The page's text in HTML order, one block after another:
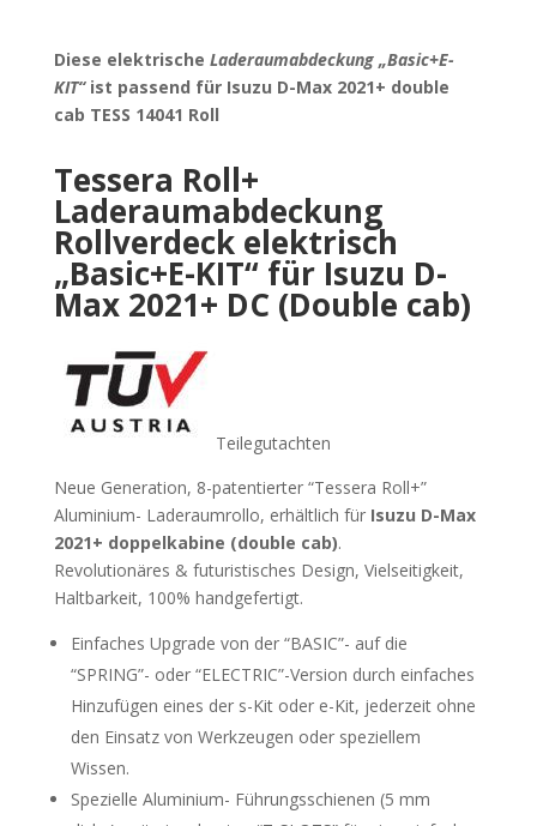
Diese elektrische Laderaumabdeckung „Basic+E-
KIT“ ist passend für Isuzu D-Max 2021+ double
cab TESS 14041 Roll
Tessera Roll+
Laderaumabdeckung
Rollverdeck elektrisch
„Basic+E-KIT“ für Isuzu D-
Max 2021+ DC (Double cab)
Teilegutachten
Neue Generation, 8-patentierter “Tessera Roll+”
Aluminium- Laderaumrollo, erhältlich für Isuzu D-Max
2021+ doppelkabine (double cab).
Revolutionäres & futuristisches Design, Vielseitigkeit,
Haltbarkeit, 100% handgefertigt.
Einfaches Upgrade von der “BASIC”- auf die
“SPRING”- oder “ELECTRIC”-Version durch einfaches
Hinzufügen eines der s-Kit oder e-Kit, jederzeit ohne
den Einsatz von Werkzeugen oder speziellem
Wissen.
Spezielle Aluminium- Führungsschienen (5 mm